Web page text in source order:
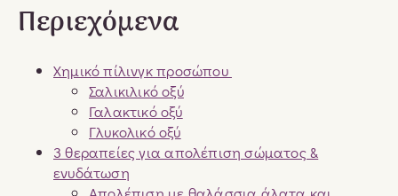
Περιεχόμενα
Χημικό πίλινγκ προσώπου
Σαλικιλικό οξύ
Γαλακτικό οξύ
Γλυκολικό οξύ
3 θεραπείες για απολέπιση σώματος &
ενυδάτωση